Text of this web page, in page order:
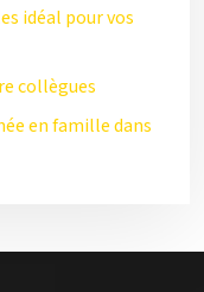
idéal pour vos
collègues
en famille dans